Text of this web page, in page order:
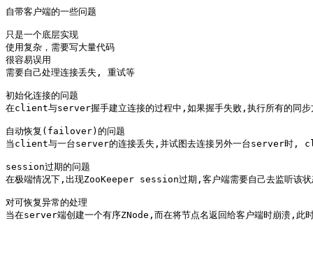
自带客户端的一些问题
只是一个底层实现
使用复杂，需要写大量代码
很容易误用
需要自己处理连接丢失, 重试等
初始化连接的问题
在client与server握手建立连接的过程中,如果握手失败,执行所有的同
自动恢复(failover)的问题
当client与一台server的连接丢失,并试图去连接另外一台server时,
session过期的问题
在极端情况下,出现ZooKeeper session过期,客户端需要自己去监听该
对可恢复异常的处理
当在server端创建一个有序ZNode,而在将节点名返回给客户端时崩溃,